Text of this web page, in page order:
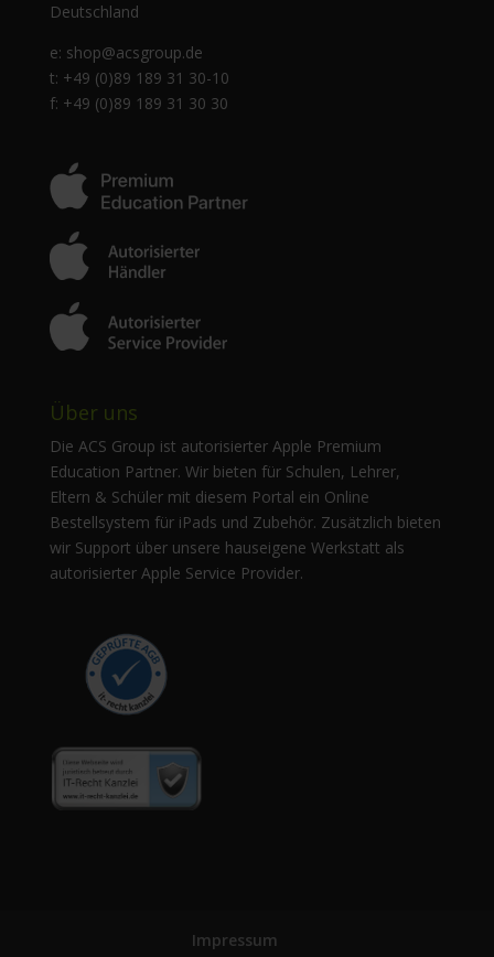
Deutschland
e: shop@acsgroup.de
t: +49 (0)89 189 31 30-10
f: +49 (0)89 189 31 30 30
Über uns
Die ACS Group ist autorisierter Apple Premium
Education Partner. Wir bieten für Schulen, Lehrer,
Eltern & Schüler mit diesem Portal ein Online
Bestellsystem für iPads und Zubehör. Zusätzlich bieten
wir Support über unsere hauseigene Werkstatt als
autorisierter Apple Service Provider.
Impressum